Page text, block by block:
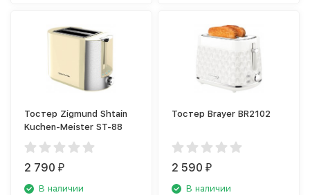
Тостер Zigmund Shtain
Kuchen-Meister ST-88
2 790₽
В наличии
Тостер Brayer BR2102
2 590₽
В наличии